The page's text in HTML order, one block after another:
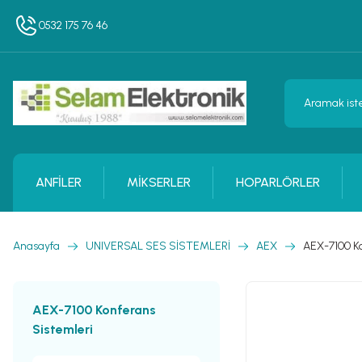
0532 175 76 46
ANFİLER MİKSERLER HOPARLÖRLER
Anasayfa UNIVERSAL SES SİSTEMLERİ AEX AEX-7100
AEX-7100 Konferans
Sistemleri